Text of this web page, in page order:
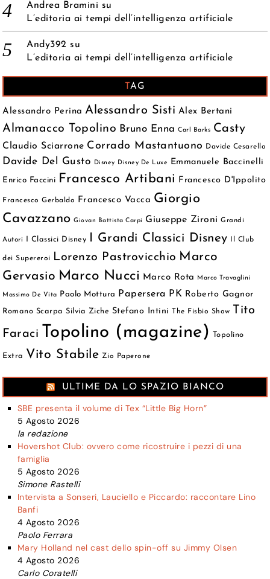
Andrea Bramini su
L’editoria ai tempi dell’intelligenza artificiale
Andy392 su
L’editoria ai tempi dell’intelligenza artificiale
TAG
Alessandro Perina Alessandro Sisti Alex Bertani
Almanacco Topolino Bruno Enna Carl Barks Casty
Claudio Sciarrone Corrado Mastantuono Davide Cesarello
Davide Del Gusto Disney Disney De Luxe Emmanuele Baccinelli
Enrico Faccini Francesco Artibani Francesco D'Ippolito
Francesco Gerbaldo Francesco Vacca Giorgio
Cavazzano Giovan Battista Carpi Giuseppe Zironi Grandi
Autori I Classici Disney I Grandi Classici Disney Il Club
dei Supereroi Lorenzo Pastrovicchio Marco
Gervasio Marco Nucci Marco Rota Marco Travaglini
Massimo De Vita Paolo Mottura Papersera PK Roberto Gagnor
Romano Scarpa Silvia Ziche Stefano Intini The Fisbio Show
Tito
Faraci
Topolino (magazine) Topolino
Extra Vito Stabile Zio Paperone
ULTIME DA LO SPAZIO BIANCO
SBE presenta il volume di Tex “Little Big Horn”
5 Agosto 2026
la redazione
Hovershot Club: ovvero come ricostruire i pezzi di una
famiglia
5 Agosto 2026
Simone Rastelli
Intervista a Sonseri, Lauciello e Piccardo: raccontare Lino
Banfi
4 Agosto 2026
Paolo Ferrara
Mary Holland nel cast dello spin-off su Jimmy Olsen
4 Agosto 2026
Carlo Coratelli